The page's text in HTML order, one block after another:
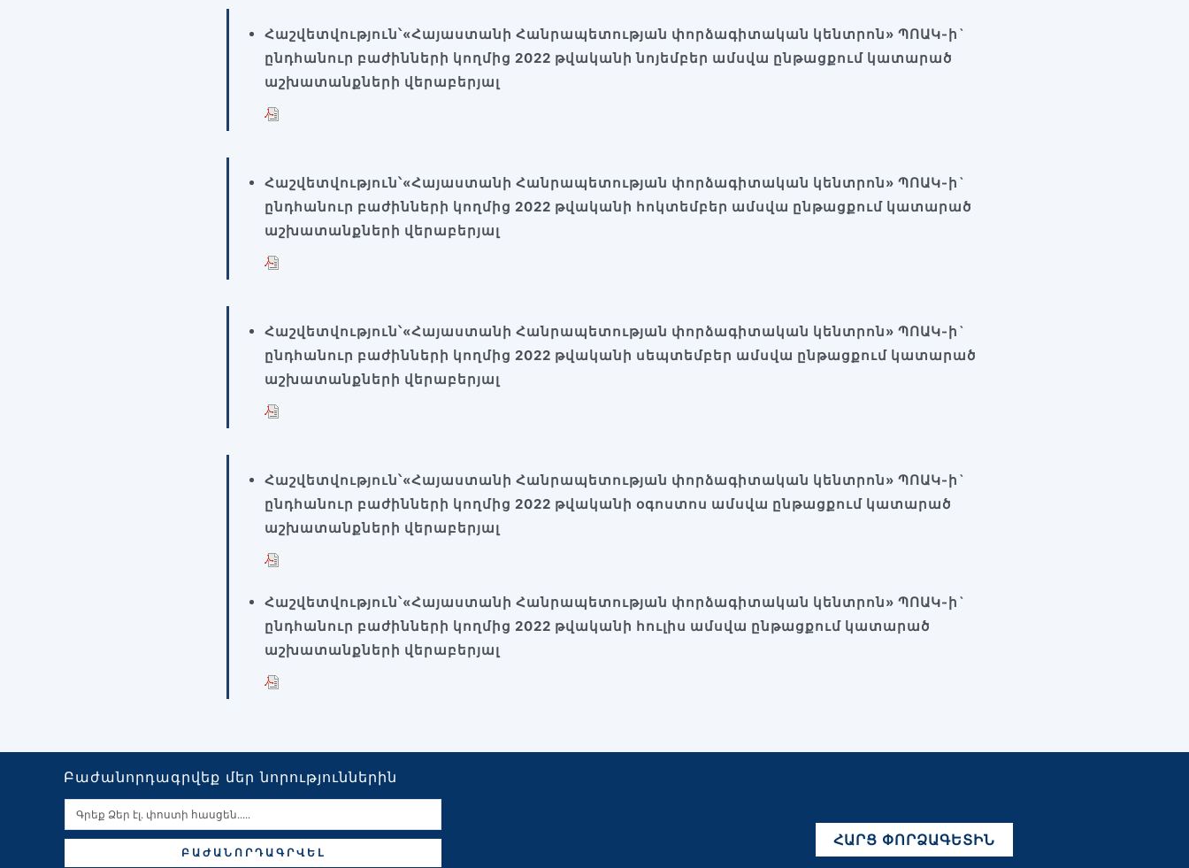
Հաշվետվություն՝«Հայաստանի Հանրապետության փորձագիտական կենտրոն» ՊՈԱԿ-ի`
ընդհանուր բաժինների կողմից 2022 թվականի նոյեմբեր ամսվա ընթացքում կատարած
աշխատանքների վերաբերյալ
Հաշվետվություն՝«Հայաստանի Հանրապետության փորձագիտական կենտրոն» ՊՈԱԿ-ի`
ընդհանուր բաժինների կողմից 2022 թվականի հոկտեմբեր ամսվա ընթացքում կատարած
աշխատանքների վերաբերյալ
Հաշվետվություն՝«Հայաստանի Հանրապետության փորձագիտական կենտրոն» ՊՈԱԿ-ի`
ընդհանուր բաժինների կողմից 2022 թվականի սեպտեմբեր ամսվա ընթացքում կատարած
աշխատանքների վերաբերյալ
Հաշվետվություն՝«Հայաստանի Հանրապետության փորձագիտական կենտրոն» ՊՈԱԿ-ի`
ընդհանուր բաժինների կողմից 2022 թվականի օգոստոս ամսվա ընթացքում կատարած
աշխատանքների վերաբերյալ
Հաշվետվություն՝«Հայաստանի Հանրապետության փորձագիտական կենտրոն» ՊՈԱԿ-ի`
ընդհանուր բաժինների կողմից 2022 թվականի հուլիս ամսվա ընթացքում կատարած
աշխատանքների վերաբերյալ
Բաժանորդագրվեք մեր նորություններին
ՀԱՐՑ ՓՈՐՁԱԳԵՏԻՆ
ԲԱԺԱՆՈՐԴԱԳՐՎԵԼ